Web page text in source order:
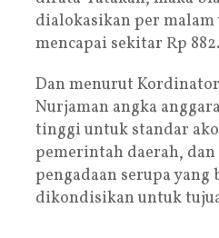
dialokasikan per
mencapai sekitar Rp
Dan menurut Kordinator
Nurjaman angka
tinggi untuk standar
pemerintah daerah,
pengadaan serupa
dikondisikan untuk